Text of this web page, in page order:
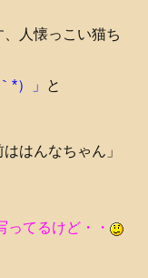
人懐っこい猫ち
*）」
と
はんなちゃん」
ってるけど・・